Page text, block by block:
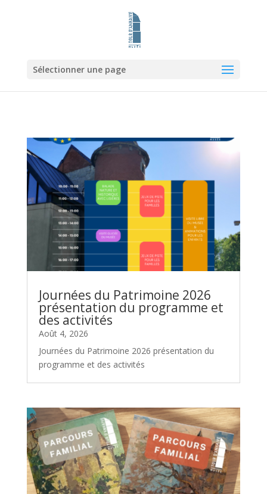
Sélectionner une page
Journées du Patrimoine 2026
présentation du programme et
des activités
Août 4, 2026
Journées du Patrimoine 2026 présentation du
programme et des activités